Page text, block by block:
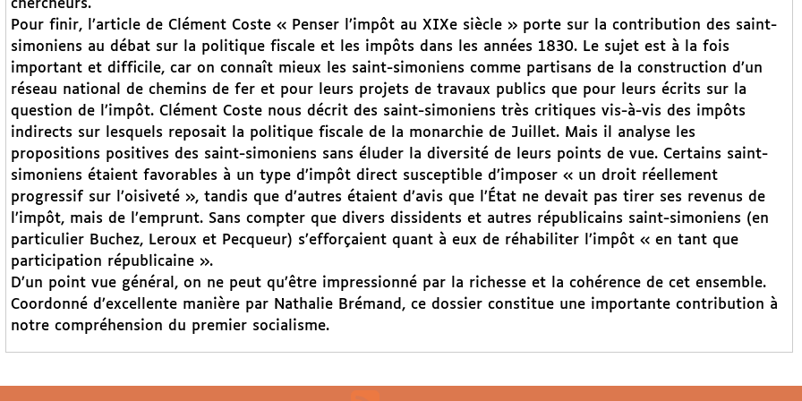
chercheurs.
Pour finir, l’article de Clément Coste « Penser l’impôt au XIXe siècle » porte sur la contribution des saint-
simoniens au débat sur la politique fiscale et les impôts dans les années 1830. Le sujet est à la fois
important et difficile, car on connaît mieux les saint-simoniens comme partisans de la construction d’un
réseau national de chemins de fer et pour leurs projets de travaux publics que pour leurs écrits sur la
question de l’impôt. Clément Coste nous décrit des saint-simoniens très critiques vis-à-vis des impôts
indirects sur lesquels reposait la politique fiscale de la monarchie de Juillet. Mais il analyse les
propositions positives des saint-simoniens sans éluder la diversité de leurs points de vue. Certains saint-
simoniens étaient favorables à un type d’impôt direct susceptible d’imposer « un droit réellement
progressif sur l’oisiveté », tandis que d’autres étaient d’avis que l’État ne devait pas tirer ses revenus de
l’impôt, mais de l’emprunt. Sans compter que divers dissidents et autres républicains saint-simoniens (en
particulier Buchez, Leroux et Pecqueur) s’efforçaient quant à eux de réhabiliter l’impôt « en tant que
participation républicaine ».
D’un point vue général, on ne peut qu’être impressionné par la richesse et la cohérence de cet ensemble.
Coordonné d’excellente manière par Nathalie Brémand, ce dossier constitue une importante contribution à
notre compréhension du premier socialisme.